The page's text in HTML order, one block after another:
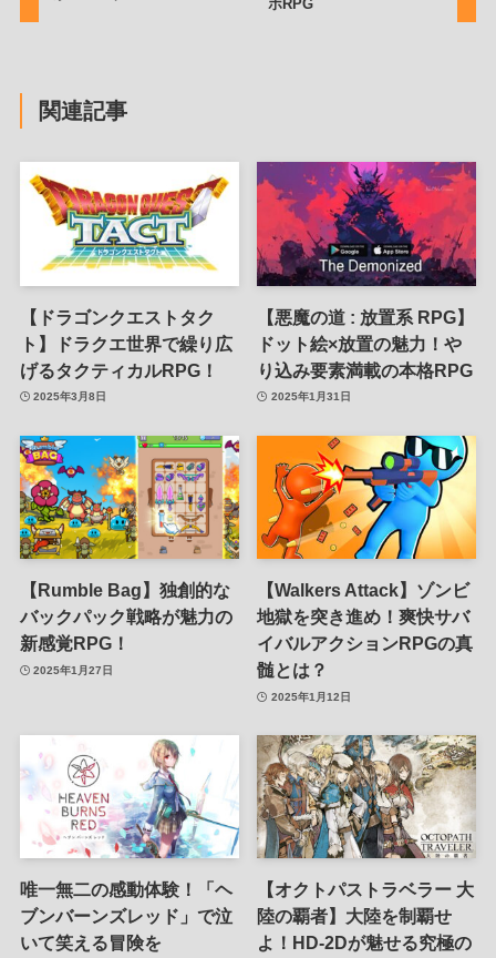
ホRPG
関連記事
【ドラゴンクエストタク
ト】ドラクエ世界で繰り広
げるタクティカルRPG！
2025年3月8日
【悪魔の道 : 放置系 RPG】
ドット絵×放置の魅力！や
り込み要素満載の本格RPG
2025年1月31日
【Rumble Bag】独創的な
バックパック戦略が魅力の
新感覚RPG！
2025年1月27日
【Walkers Attack】ゾンビ
地獄を突き進め！爽快サバ
イバルアクションRPGの真
髄とは？
2025年1月12日
唯一無二の感動体験！「ヘ
ブンバーンズレッド」で泣
いて笑える冒険を
【オクトパストラベラー 大
陸の覇者】大陸を制覇せ
よ！HD-2Dが魅せる究極の